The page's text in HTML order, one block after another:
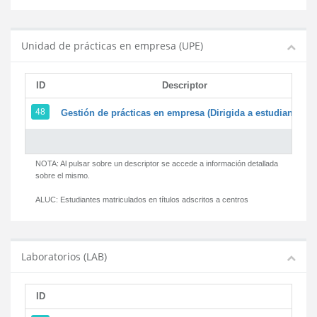
Unidad de prácticas en empresa (UPE)
ID Descriptor
48 Gestión de prácticas en empresa (Dirigida a estudiantes)
NOTA: Al pulsar sobre un descriptor se accede a información detallada
sobre el mismo.
ALUC: Estudiantes matriculados en títulos adscritos a centros
Laboratorios (LAB)
ID